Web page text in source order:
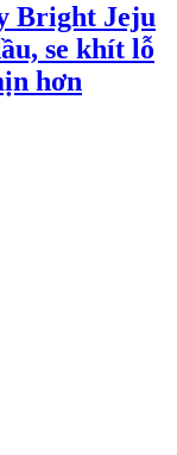
Bright Jeju
se khít lỗ
hơn